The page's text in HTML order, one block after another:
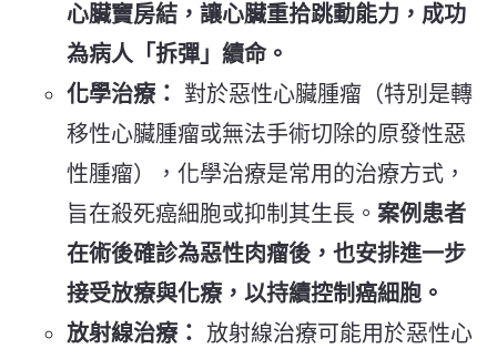
心臟竇房結，讓心臟重拾跳動能力，成功
為病人「拆彈」續命。
化學治療：
對於惡性心臟腫瘤（特別是轉
移性心臟腫瘤或無法手術切除的原發性惡
性腫瘤），化學治療是常用的治療方式，
旨在殺死癌細胞或抑制其生長。 案例患者
在術後確診為惡性肉瘤後，也安排進一步
接受放療與化療，以持續控制癌細胞。
放射線治療： 放射線治療可能用於惡性心